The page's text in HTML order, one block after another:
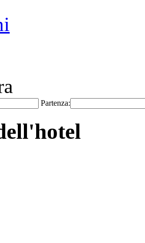
Partenza: